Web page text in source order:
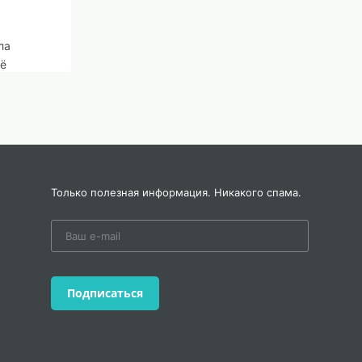
Только полезная информация. Никакого спама.
Подписаться